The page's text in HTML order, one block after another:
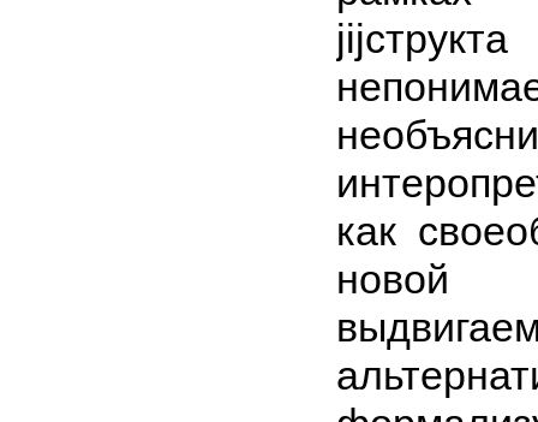
как
новой